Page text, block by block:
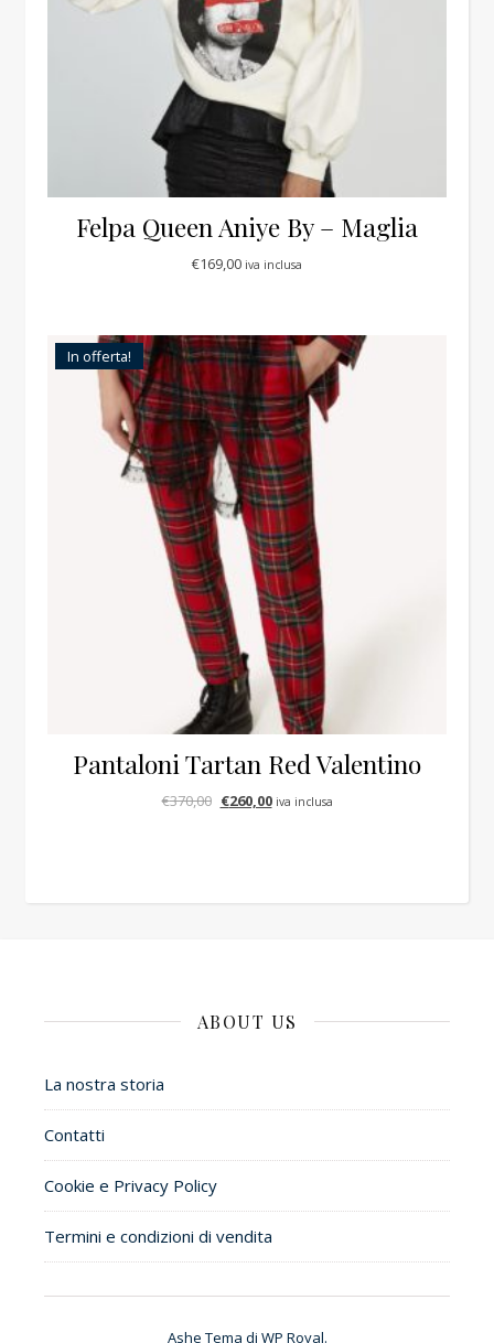
Felpa Queen Aniye By – Maglia
€169,00 iva inclusa
In offerta!
Pantaloni Tartan Red Valentino
€370,00 Il prezzo originale era: €370,00.
€260,00Il prezzo attuale è: €260,00.
iva inclusa
ABOUT US
La nostra storia
Contatti
Cookie e Privacy Policy
Termini e condizioni di vendita
Ashe Tema di WP Royal.